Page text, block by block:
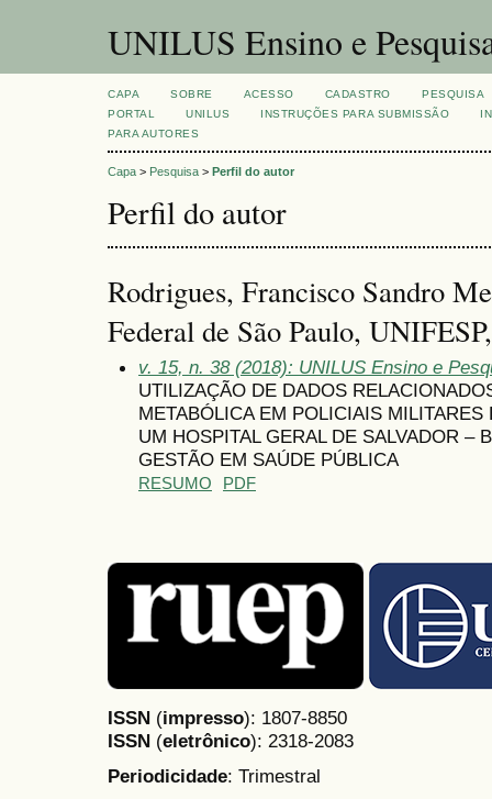
UNILUS Ensino e
CAPA SOBRE ACESSO CADASTRO
PESQUISA
PORTAL
UNILUS INSTRUÇÕES PARA SUBMISSÃO
PARA AUTORES
Capa > Pesquisa > Perfil do autor
Perfil do autor
Rodrigues, Francisco Sandro
Federal de São Paulo,
v. 15, n. 38 (2018): UNILUS Ensino e
UTILIZAÇÃO DE DADOS
METABÓLICA EM POLICIAIS
UM HOSPITAL GERAL DE SALVADOR –
GESTÃO EM SAÚDE PÚBLICA
RESUMO PDF
ISSN (impresso): 1807-8850
ISSN (eletrônico): 2318-2083
Periodicidade: Trimestral